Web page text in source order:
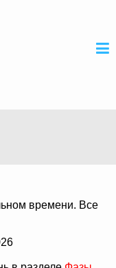
времени. Все